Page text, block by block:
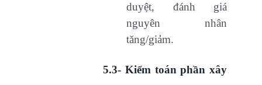
duyệt, đánh giá
nguyên nhân
tăng/giảm.
5.3- Kiểm toán phần xây